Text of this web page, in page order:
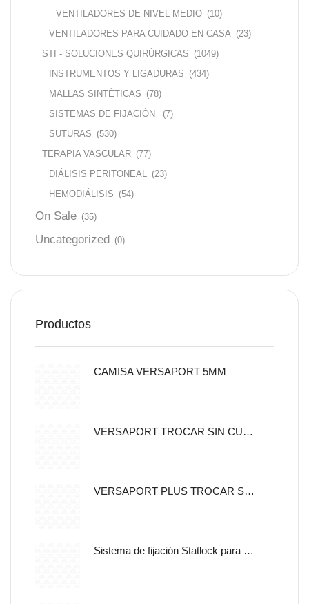
VENTILADORES DE NIVEL MEDIO (10)
VENTILADORES PARA CUIDADO EN CASA (23)
STI - SOLUCIONES QUIRÚRGICAS (1049)
INSTRUMENTOS Y LIGADURAS (434)
MALLAS SINTÉTICAS (78)
SISTEMAS DE FIJACIÓN
(7)
SUTURAS (530)
TERAPIA VASCULAR (77)
DIÁLISIS PERITONEAL
(23)
HEMODIÁLISIS (54)
On Sale (35)
Uncategorized (0)
Productos
CAMISA VERSAPORT 5MM
VERSAPORT TROCAR SIN CUCHILLA CON CANULA DE FIJACION 5MM
VERSAPORT PLUS TROCAR SIN CUCHILLA CON CANULA DE
Sistema de fijación Statlock para sonda nasogástrica y sondas de alimentación enteral, tamaño pediátrico, auto adherible.